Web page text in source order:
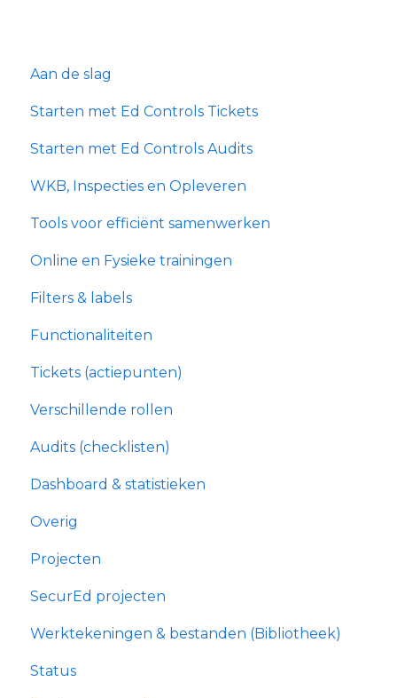
Aan de slag
Starten met Ed Controls Tickets
Starten met Ed Controls Audits
WKB, Inspecties en Opleveren
Tools voor efficiënt samenwerken
Online en Fysieke trainingen
Filters & labels
Functionaliteiten
Tickets (actiepunten)
Verschillende rollen
Audits (checklisten)
Dashboard & statistieken
Overig
Projecten
SecurEd projecten
Werktekeningen & bestanden (Bibliotheek)
Status